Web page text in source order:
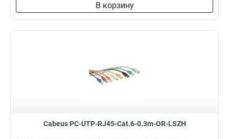
В корзину
Cabeus PC-UTP-RJ45-Cat.6-0.3m-OR-LSZH